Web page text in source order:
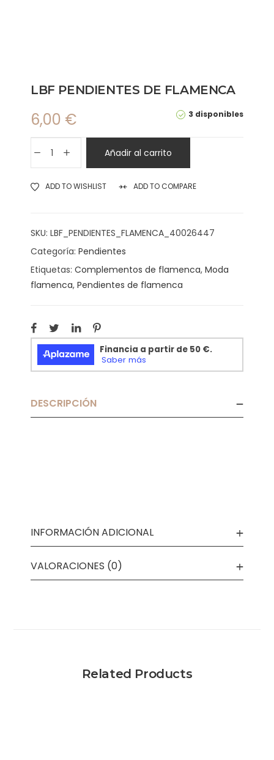
LBF PENDIENTES DE FLAMENCA
3 disponibles
6,00 €
Añadir al carrito
ADD TO WISHLIST ADD TO COMPARE
SKU: LBF_PENDIENTES_FLAMENCA_40026447
Categoría: Pendientes
Etiquetas: Complementos de flamenca, Moda
flamenca, Pendientes de flamenca
DESCRIPCIÓN
INFORMACIÓN ADICIONAL
VALORACIONES (0)
Related Products